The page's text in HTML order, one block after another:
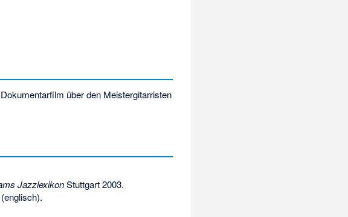
über den Meistergitarristen
JazzlexikonStuttgart 2003.
(englisch).